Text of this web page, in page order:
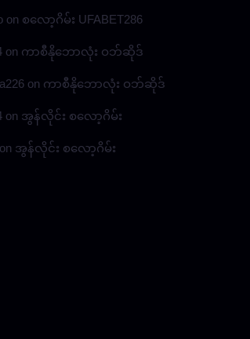
on စလော့ဂိမ်း UFABET286
on ကာစီနိုဘောလုံး ဝဘ်ဆိုဒ်
on ကာစီနိုဘောလုံး ဝဘ်ဆိုဒ်
on အွန်လိုင်း စလော့ဂိမ်း
on အွန်လိုင်း စလော့ဂိမ်း